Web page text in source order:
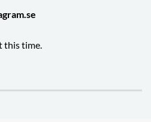
this time.